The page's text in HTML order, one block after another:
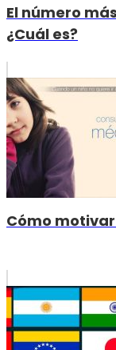
El número
¿Cuál es?
Cómo